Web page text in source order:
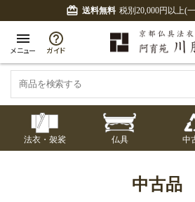
card_giftcard 送料無料 税別20,000円以上(
menu
メニュー ガイド
七条袈裟
法衣・袈裟 仏具 中
中古品